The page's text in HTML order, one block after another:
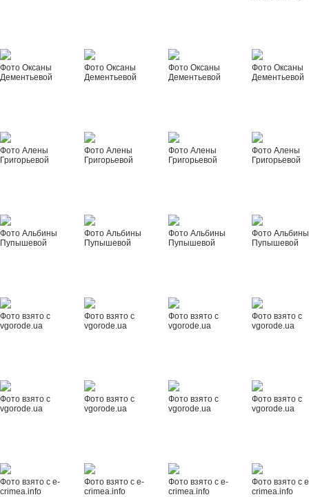
Фото Оксаны
Дементьевой
Фото Оксаны
Дементьевой
Фото Оксаны
Дементьевой
Фото Оксаны
Дементьевой
Фото Алены
Григорьевой
Фото Алены
Григорьевой
Фото Алены
Григорьевой
Фото Алены
Григорьевой
Фото Альбины
Пупышевой
Фото Альбины
Пупышевой
Фото Альбины
Пупышевой
Фото Альбины
Пупышевой
Фото взято с
vgorode.ua
Фото взято с
vgorode.ua
Фото взято с
vgorode.ua
Фото взято с
vgorode.ua
Фото взято с
vgorode.ua
Фото взято с
vgorode.ua
Фото взято с
vgorode.ua
Фото взято с
vgorode.ua
Фото взято с e-
crimea.info
Фото взято с e-
crimea.info
Фото взято с e-
crimea.info
Фото взято с
crimea.info